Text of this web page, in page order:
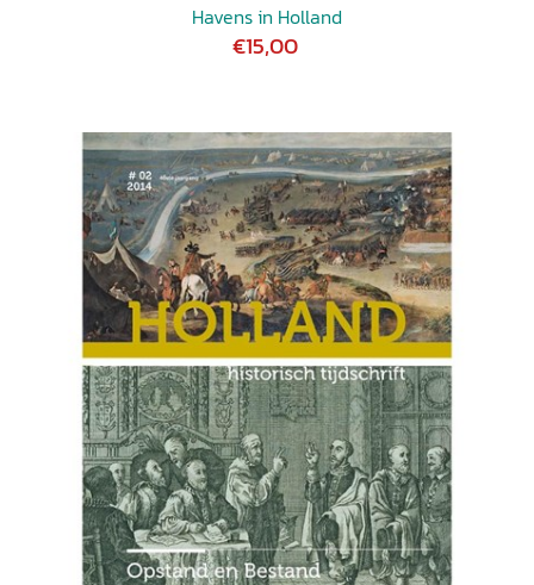
Havens in Holland
€15,00